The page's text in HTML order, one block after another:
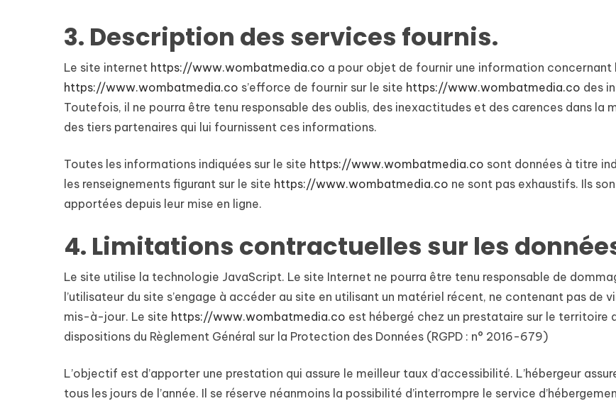
3. Description des services fournis.
Le site internet https://www.wombatmedia.co a pour objet de fournir une information concernant
https://www.wombatmedia.co s’efforce de fournir sur le site https://www.wombatmedia.co des
Toutefois, il ne pourra être tenu responsable des oublis, des inexactitudes et des carences dans la
des tiers partenaires qui lui fournissent ces informations.
Toutes les informations indiquées sur le site https://www.wombatmedia.co sont données à titre
les renseignements figurant sur le site https://www.wombatmedia.co ne sont pas exhaustifs. Ils
apportées depuis leur mise en ligne.
4. Limitations contractuelles sur les
Le site utilise la technologie JavaScript. Le site Internet ne pourra être tenu responsable de
l’utilisateur du site s’engage à accéder au site en utilisant un matériel récent, ne contenant pas de
mis-à-jour. Le site https://www.wombatmedia.co est hébergé chez un prestataire sur le territoire
dispositions du Règlement Général sur la Protection des Données (RGPD : n° 2016-679)
L’objectif est d’apporter une prestation qui assure le meilleur taux d’accessibilité. L’hébergeur
tous les jours de l’année. Il se réserve néanmoins la possibilité d’interrompre le service